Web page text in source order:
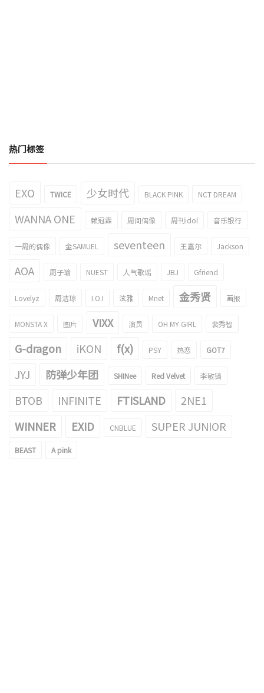
热门标签
EXO TWICE 少女时代 BLACK PINK NCT DREAM
WANNA ONE 赖冠霖 周间偶像 周刊idol 音乐银行
一周的偶像 金SAMUEL seventeen 王嘉尔 Jackson
AOA 周子瑜 NUEST 人气歌谣 JBJ Gfriend
Lovelyz 周洁琼 I.O.I 泫雅 Mnet 金秀贤 画报
MONSTA X 图片 VIXX 演员 OH MY GIRL 裴秀智
G-dragon iKON f(x) PSY 热恋 GOT7
JYJ 防弹少年团 SHINee Red Velvet 李敏镐
BTOB INFINITE FTISLAND
2NE1
WINNER
EXID CNBLUE SUPER JUNIOR
BEAST A pink